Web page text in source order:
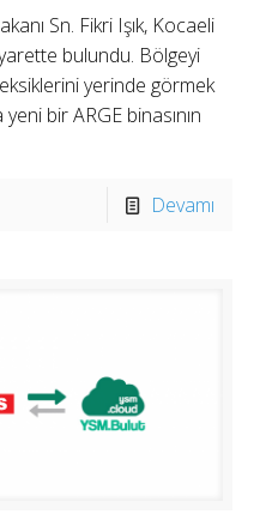
Sn. Fikri Işık, Kocaeli
bulundu. Bölgeyi
yerinde görmek
yeni bir ARGE binasının
Devamı